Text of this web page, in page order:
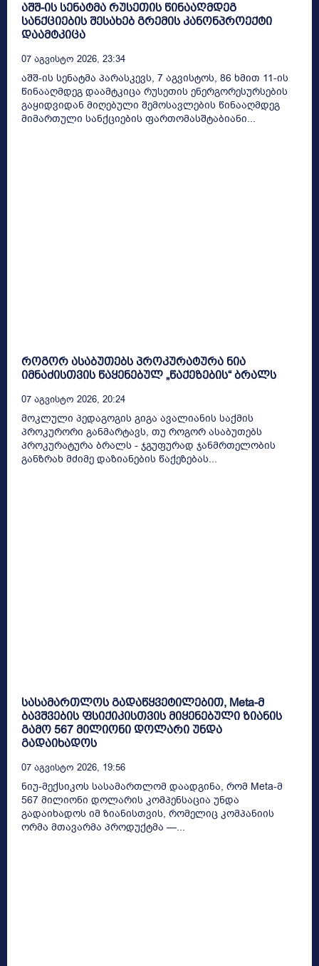
აშშ-ის სენატმა რუსეთის წინააღმდეგ
სანქციების შესახებ გრემის კანონპროექტი
დაამტკიცა
07 Აგვისტო 2026, 23:34
აშშ-ის სენატმა პარასკევს, 7 აგვისტოს, 86 ხმით 11-ის
წინააღმდეგ დაამტკიცა რუსეთის ენერგორესურსების
გაყიდვიდან მიღებული შემოსავლების წინააღმდეგ
მიმართული სანქციების ფართომასშტაბიანი...
როგორ ასაბუთებს პროკურატურა ნია
იმნაძისთვის წაყენებულ „წაქეზების“ ბრალს
07 Აგვისტო 2026, 20:24
მოკლული პედაგოგის გიგა ავალიანის საქმის
პროკურორი განმარტავს, თუ როგორ ასაბუთებს
პროკურატურა ბრალს - ჯგუფურად ჯანმრთელობის
განზრახ მძიმე დაზიანების წაქეზებას...
სასამართლოს გადაწყვეტილებით, Meta-მ
ბავშვების ფსიქიკისთვის მიყენებული ზიანის
გამო 567 მილიონი დოლარი უნდა
გადაიხადოს
07 Აგვისტო 2026, 19:56
ნიუ-მექსიკოს სასამართლომ დაადგინა, რომ Meta-მ
567 მილიონი დოლარის კომპენსაცია უნდა
გადაიხადოს იმ ზიანისთვის, რომელიც კომპანიის
ორმა მთავარმა პროდუქტმა —...